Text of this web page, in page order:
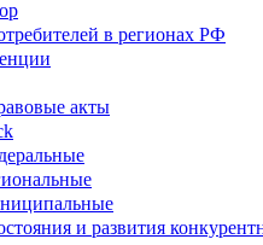
в регионах РФ
акты
и развития